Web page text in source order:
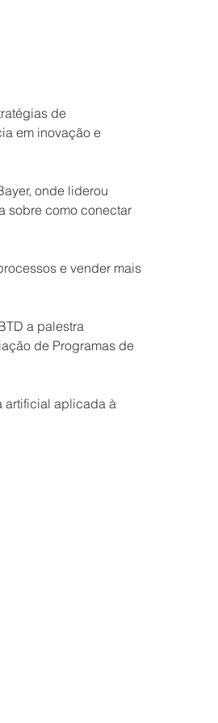
de
em inovação e
onde liderou
sobre como conectar
e vender mais
a palestra
de Programas de
artificial aplicada à